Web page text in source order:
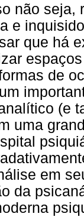
não seja,
e
que há
de
(e
uma
em
da